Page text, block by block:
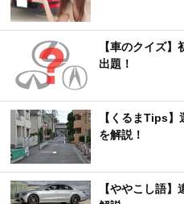
【車のクイズ
出題！
【くるまTips
を解説！
【ややこし語